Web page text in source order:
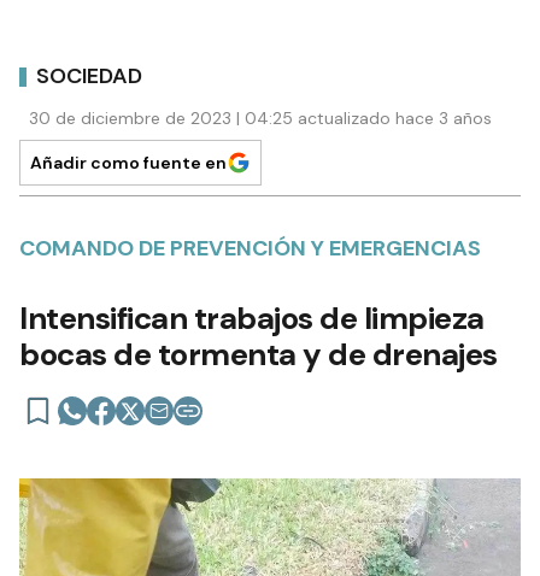
SOCIEDAD
30 de diciembre de 2023 | 04:25 actualizado hace 3 años
Añadir como fuente en
COMANDO DE PREVENCIÓN Y EMERGENCIAS
Intensifican trabajos de limpieza
bocas de tormenta y de drenajes